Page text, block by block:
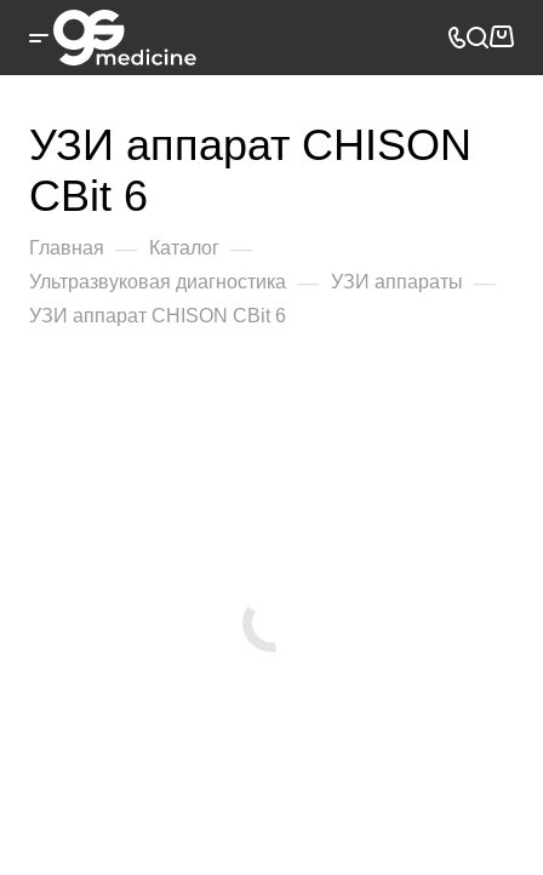
УЗИ аппарат CHISON
CBit 6
Главная — Каталог —
Ультразвуковая диагностика — УЗИ аппараты —
УЗИ аппарат CHISON CBit 6